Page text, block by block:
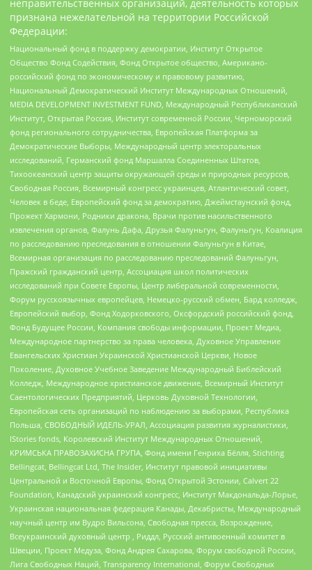
неправительственных организаций, деятельность которых
признана нежелательной на территории Российской
Федерации:
Национальный фонд в поддержку демократии, Институт Открытое
Общество Фонд Содействия, Фонд Открытое общество, Американо-
российский фонд по экономическому и правовому развитию,
Национальный Демократический Институт Международных Отношений,
MEDIA DEVELOPMENT INVESTMENT FUND, Международный Республиканский
Институт, Открытая Россия, Институт современной России, Черноморский
фонд регионального сотрудничества, Европейская Платформа за
Демократические Выборы, Международный центр электоральных
исследований, Германский фонд Маршалла Соединенных Штатов,
Тихоокеанский центр защиты окружающей среды и природных ресурсов,
Свободная Россия, Всемирный конгресс украинцев, Атлантический совет,
Человек в беде, Европейский фонд за демократию, Джеймстаунский фонд,
Прожект Хармони, Родники дракона, Врачи против насильственного
извлечения органов, Фалунь Дафа, Друзья Фалуньгун, Фалуньгун, Коалиция
по расследованию преследования в отношении Фалуньгун в Китае,
Всемирная организация по расследованию преследований Фалуньгун,
Пражский гражданский центр, Ассоциация школ политических
исследований при Совете Европы, Центр либеральной современности,
Форум русскоязычных европейцев, Немецко-русский обмен, Бард колледж,
Европейский выбор, Фонд Ходорковского, Оксфордский российский фонд,
Фонд Будущее России, Компания свободы информации, Проект Медиа,
Международное партнерство за права человека, Духовное Управление
Евангельских Христиан Украинской Христианской Церкви, Новое
Поколение, Духовное Учебное Заведение Международный Библейский
Колледж, Международное христианское движение, Всемирный Институт
Саентологических Предприятий, Церковь Духовной Технологии,
Европейская сеть организаций по наблюдению за выборами, Республика
Польша, СВОБОДНЫЙ ИДЕЛЬ-УРАЛ, Ассоциация развития журналистики,
IStories fonds, Королевский Институт Международных Отношений,
КРИМСЬКА ПРАВОЗАХИСНА ГРУПА, Фонд имени Генриха Бёлля, Stichting
Bellingcat, Bellingcat Ltd, The Insider, Институт правовой инициативы
Центральной и Восточной Европы, Фонд Открытой Эстонии, Calvert 22
Foundation, Канадский украинский конгресс, Институт Макдональда-Лорье,
Украинская национальная федерация Канады, Декабристы, Международный
научный центр им Вудро Вильсона, Свободная пресса, Возрождение,
Всеукраинский духовный центр , Риддл, Русский антивоенный комитет в
Швеции, Проект Медуза, Фонд Андрея Сахарова, Форум свободной России,
Лига Свободных Наций, Transparеncy International, Форум Свободных